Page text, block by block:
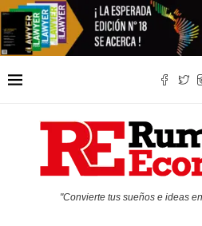
"Convierte tus sueños e ideas